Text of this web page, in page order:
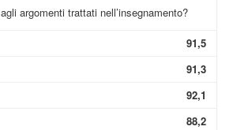
argomenti trattati nell’insegnamento?
91,5
91,3
92,1
88,2